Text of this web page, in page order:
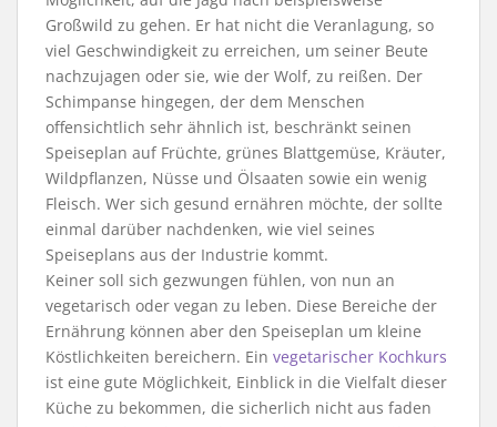
Großwild zu gehen. Er hat nicht die Veranlagung, so
viel Geschwindigkeit zu erreichen, um seiner Beute
nachzujagen oder sie, wie der Wolf, zu reißen. Der
Schimpanse hingegen, der dem Menschen
offensichtlich sehr ähnlich ist, beschränkt seinen
Speiseplan auf Früchte, grünes Blattgemüse, Kräuter,
Wildpflanzen, Nüsse und Ölsaaten sowie ein wenig
Fleisch. Wer sich gesund ernähren möchte, der sollte
einmal darüber nachdenken, wie viel seines
Speiseplans aus der Industrie kommt.
Keiner soll sich gezwungen fühlen, von nun an
vegetarisch oder vegan zu leben. Diese Bereiche der
Ernährung können aber den Speiseplan um kleine
Köstlichkeiten bereichern. Ein vegetarischer Kochkurs
ist eine gute Möglichkeit, Einblick in die Vielfalt dieser
Küche zu bekommen, die sicherlich nicht aus faden